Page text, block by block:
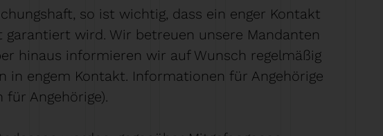
so ist wichtig, dass ein enger Kontakt
wird. Wir betreuen unsere Mandanten
hinaus informieren wir auf Wunsch regelmäßig
in engem Kontakt. Informationen für Angehörige
Angehörige).